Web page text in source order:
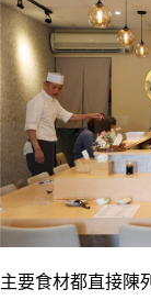
主要食材都直接陳